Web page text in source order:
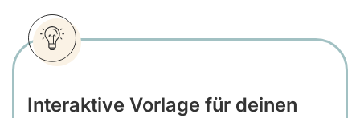
Interaktive Vorlage für deinen